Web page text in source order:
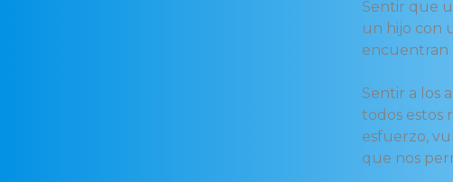
Sentir que
un hijo con
encuentran
Sentir a los
todos estos
esfuerzo,
que nos